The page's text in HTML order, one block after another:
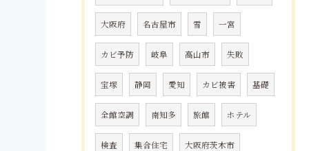
大阪府 名古屋市 雪 一宮
カビ予防 岐阜 高山市 失敗
宝塚 静岡 愛知 カビ被害 基礎
全館空調 南知多 旅館 ホテル
検査 集合住宅 大阪府茨木市